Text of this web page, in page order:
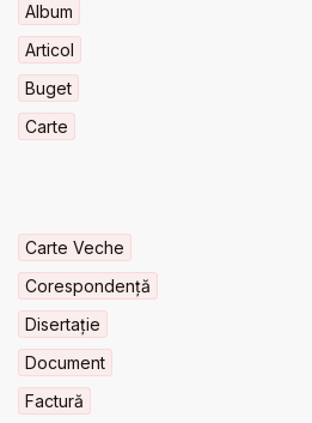
Album
Articol
Buget
Carte
Carte Veche
Corespondență
Disertație
Document
Factură